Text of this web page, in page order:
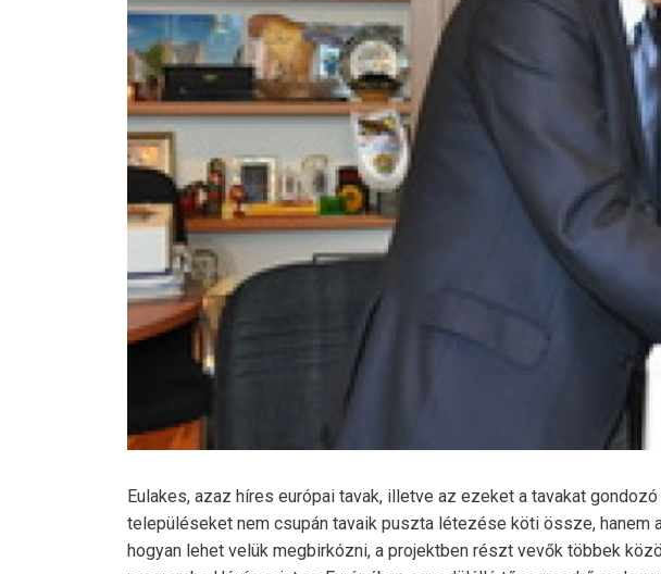
Eulakes, azaz híres európai tavak, illetve az ezeket a tavakat
településeket nem csupán tavaik puszta létezése köti össze,
hogyan lehet velük megbirkózni, a projektben részt vevők többek